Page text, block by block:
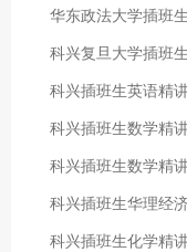
华东政法大学插班
科兴复旦大学插班
科兴插班生英语精
科兴插班生数学精
科兴插班生数学精
科兴插班生华理经
科兴插班生化学精